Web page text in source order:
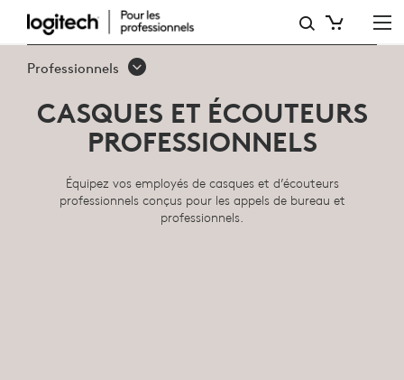
CASQUES
ET
ÉCOUTEURS
PROFESSIONNELS
Professionnels
CASQUES ET ÉCOUTEURS
PROFESSIONNELS
Équipez vos employés de casques et d’écouteurs
professionnels conçus pour les appels de bureau et
professionnels.